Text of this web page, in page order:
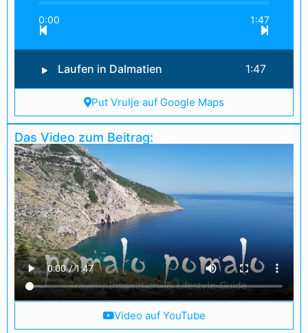
0:00 1:47
Laufen in Dalmatien 1:47
Put Vrulje auf Google Maps
Das Video zum Beitrag:
Video auf YouTube